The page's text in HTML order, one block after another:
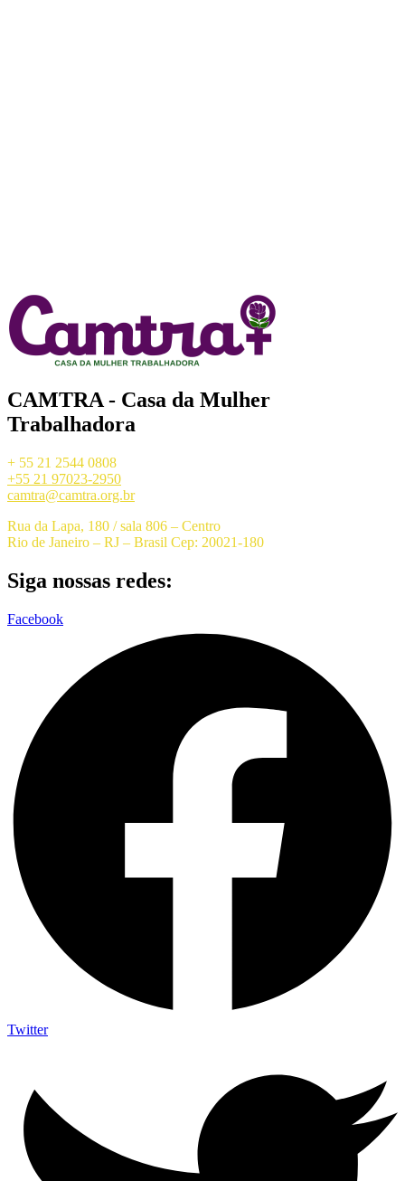
CAMTRA - Casa da Mulher
Trabalhadora
+ 55 21 2544 0808
+55 21 97023-2950
camtra@camtra.org.br
Rua da Lapa, 180 / sala 806 – Centro
Rio de Janeiro – RJ – Brasil Cep: 20021-180
Siga nossas redes:
Facebook
Twitter